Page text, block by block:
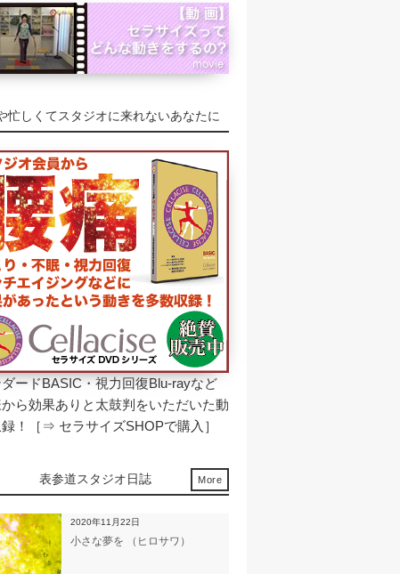
忙しくてスタジオに来れないあなたに
ダードBASIC・視力回復Blu-rayなど
ら効果ありと太鼓判をいただいた動
録！［⇒ セラサイズSHOPで購入 ］
表参道スタジオ日誌
2020年11月22日
小さな夢を （ヒロサワ）
More